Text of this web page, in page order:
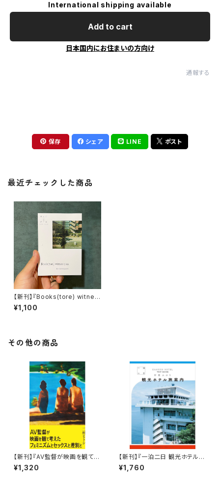
International shipping available
Add to cart
日本国内にお住まいの方向け
通報する
保存 シェア LINE ポスト
最近チェックした商品
【新刊】『Books(tore) witnes
s you.』Ryohei Sekiguchi
¥1,100
その他の商品
【新刊】『AV監督が映画を観て考
えた考えたフェミニズムとセック
スと差別と』二村ヒトシ
¥1,320
【新刊】『一泊二日 観光ホテル旅
案内』甲斐みのり
¥1,760